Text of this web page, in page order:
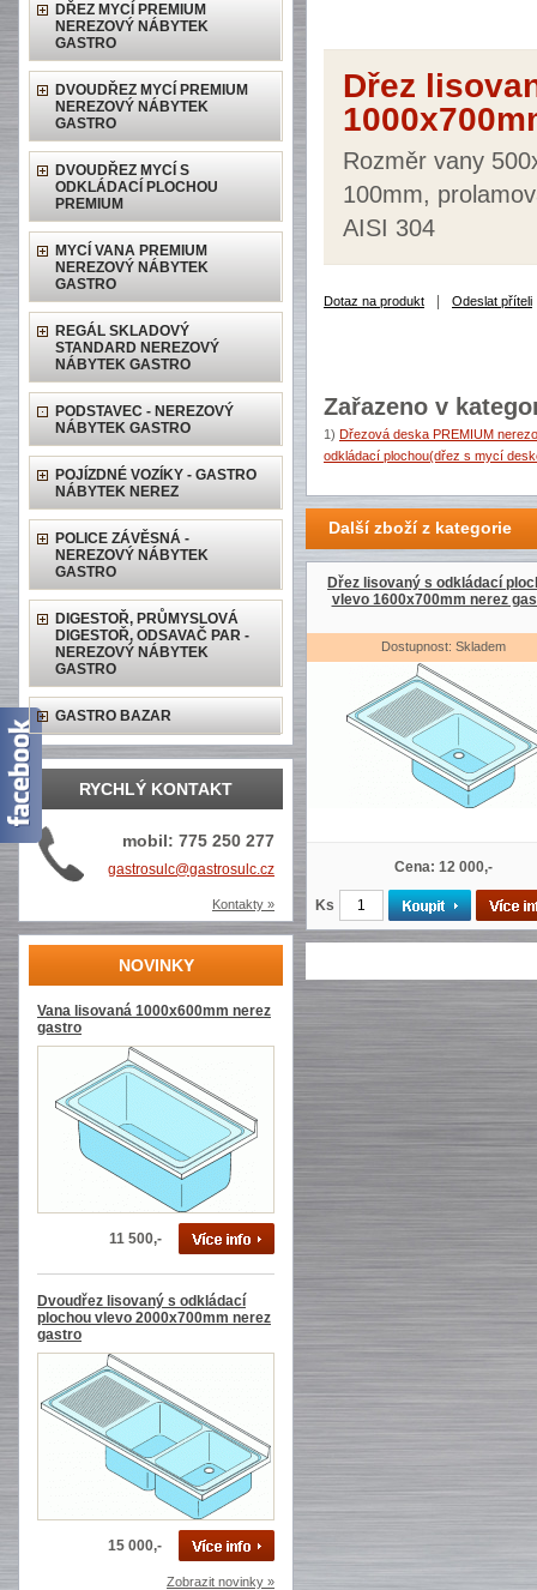
DŘEZ MYCÍ PREMIUM
NEREZOVÝ NÁBYTEK
GASTRO
DVOUDŘEZ MYCÍ PREMIUM
NEREZOVÝ NÁBYTEK
GASTRO
DVOUDŘEZ MYCÍ S
ODKLÁDACÍ PLOCHOU
PREMIUM
MYCÍ VANA PREMIUM
NEREZOVÝ NÁBYTEK
GASTRO
REGÁL SKLADOVÝ
STANDARD NEREZOVÝ
NÁBYTEK GASTRO
PODSTAVEC - NEREZOVÝ
NÁBYTEK GASTRO
POJÍZDNÉ VOZÍKY - GASTRO
NÁBYTEK NEREZ
POLICE ZÁVĚSNÁ -
NEREZOVÝ NÁBYTEK
GASTRO
DIGESTOŘ, PRŮMYSLOVÁ
DIGESTOŘ, ODSAVAČ PAR -
NEREZOVÝ NÁBYTEK
GASTRO
GASTRO BAZAR
RYCHLÝ KONTAKT
mobil: 775 250 277
gastrosulc@gastrosulc.cz
Kontakty »
NOVINKY
Vana lisovaná 1000x600mm nerez
gastro
11 500,-
Dvoudřez lisovaný s odkládací
plochou vlevo 2000x700mm nerez
gastro
15 000,-
Zobrazit novinky »
Dřez
Rozměr vany
100mm,
AISI 304
Dotaz na produkt Odeslat příteli
Zařazeno v
1) Dřezová deska PREMIUM
odkládací plochou(dřez s mycí
Další zboží z kategorie
Dřez lisovaný s odkládací
vlevo 1600x700mm nerez
Dostupnost: Skladem
Cena: 12 000,-
Ks